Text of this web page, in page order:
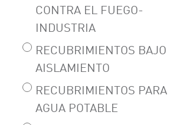
CONTRA EL FUEGO-
INDUSTRIA
RECUBRIMIENTOS BAJO
AISLAMIENTO
RECUBRIMIENTOS PARA
AGUA POTABLE